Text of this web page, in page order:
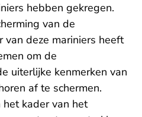
hebben gekregen.
van de
van deze mariniers heeft
om de
uiterlijke kenmerken van
af te schermen.
kader van het